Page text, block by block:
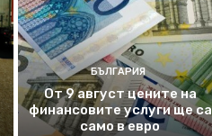
БЪЛГАРИЯ
От 9 август цените на
финансовите услуги ще са
само в евро